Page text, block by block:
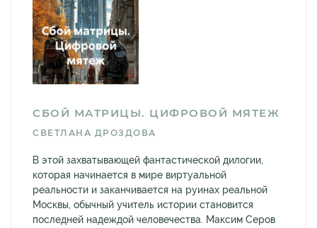
СБОЙ МАТРИЦЫ. ЦИФРОВОЙ МЯТЕЖ
СВЕТЛАНА ДРОЗДОВА
В этой захватывающей фантастической дилогии,
которая начинается в мире виртуальной
реальности и заканчивается на руинах реальной
Москвы, обычный учитель истории становится
последней надеждой человечества. Максим Серов